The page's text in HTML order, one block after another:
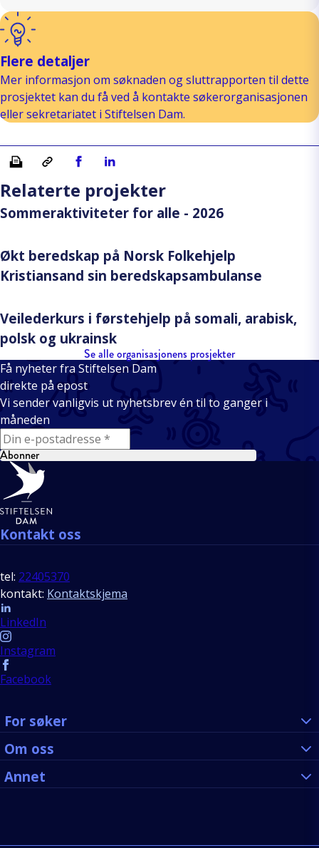
Flere detaljer
Mer informasjon om søknaden og sluttrapporten til dette
prosjektet kan du få ved å kontakte søkerorganisasjonen
eller sekretariatet i Stiftelsen Dam.
Skriv ut Kopiera länkDel på Facebook
Del på Linkedin
Relaterte projekter
Sommeraktiviteter for alle - 2026
Økt beredskap på Norsk Folkehjelp
Kristiansand sin beredskapsambulanse
Veilederkurs i førstehjelp på somali, arabisk,
polsk og ukrainsk
Se alle organisasjonens prosjekter
Få nyheter fra Stiftelsen Dam
direkte på epost
Vi sender vanligvis ut nyhetsbrev én til to ganger i
måneden
E-mail
Abonner
Bunntekst
Kontakt oss
tel: 22405370
kontakt: Kontaktskjema
Follow us
LinkedIn
Instagram
Facebook
For søker
Om oss
Annet